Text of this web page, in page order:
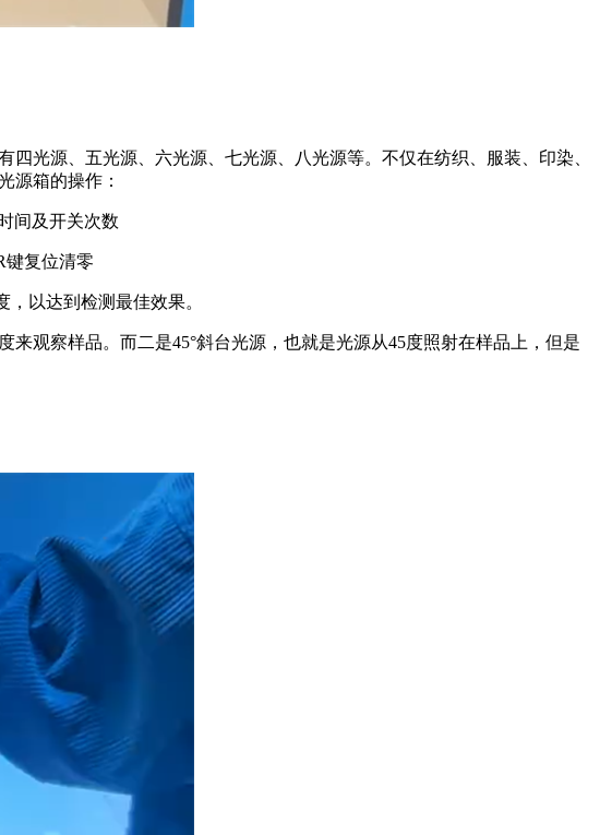
光源、五光源、六光源、七光源、八光源等。不仅在纺织、服装、印染、
源箱的操作：
间及开关次数
键复位清零
以达到检测最佳效果。
观察样品。而二是45°斜台光源，也就是光源从45度照射在样品上，但是